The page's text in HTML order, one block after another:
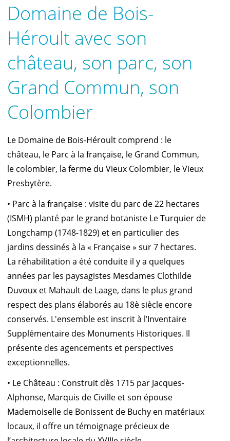
Domaine de Bois-
Héroult avec son
château, son parc, son
Grand Commun, son
Colombier
Le Domaine de Bois-Héroult comprend : le
château, le Parc à la française, le Grand Commun,
le colombier, la ferme du Vieux Colombier, le Vieux
Presbytère.
• Parc à la française : visite du parc de 22 hectares
(ISMH) planté par le grand botaniste Le Turquier de
Longchamp (1748-1829) et en particulier des
jardins dessinés à la « Française » sur 7 hectares.
La réhabilitation a été conduite il y a quelques
années par les paysagistes Mesdames Clothilde
Duvoux et Mahault de Laage, dans le plus grand
respect des plans élaborés au 18è siècle encore
conservés. L'ensemble est inscrit à l’Inventaire
Supplémentaire des Monuments Historiques. Il
présente des agencements et perspectives
exceptionnelles.
• Le Château : Construit dès 1715 par Jacques-
Alphonse, Marquis de Civille et son épouse
Mademoiselle de Bonissent de Buchy en matériaux
locaux, il offre un témoignage précieux de